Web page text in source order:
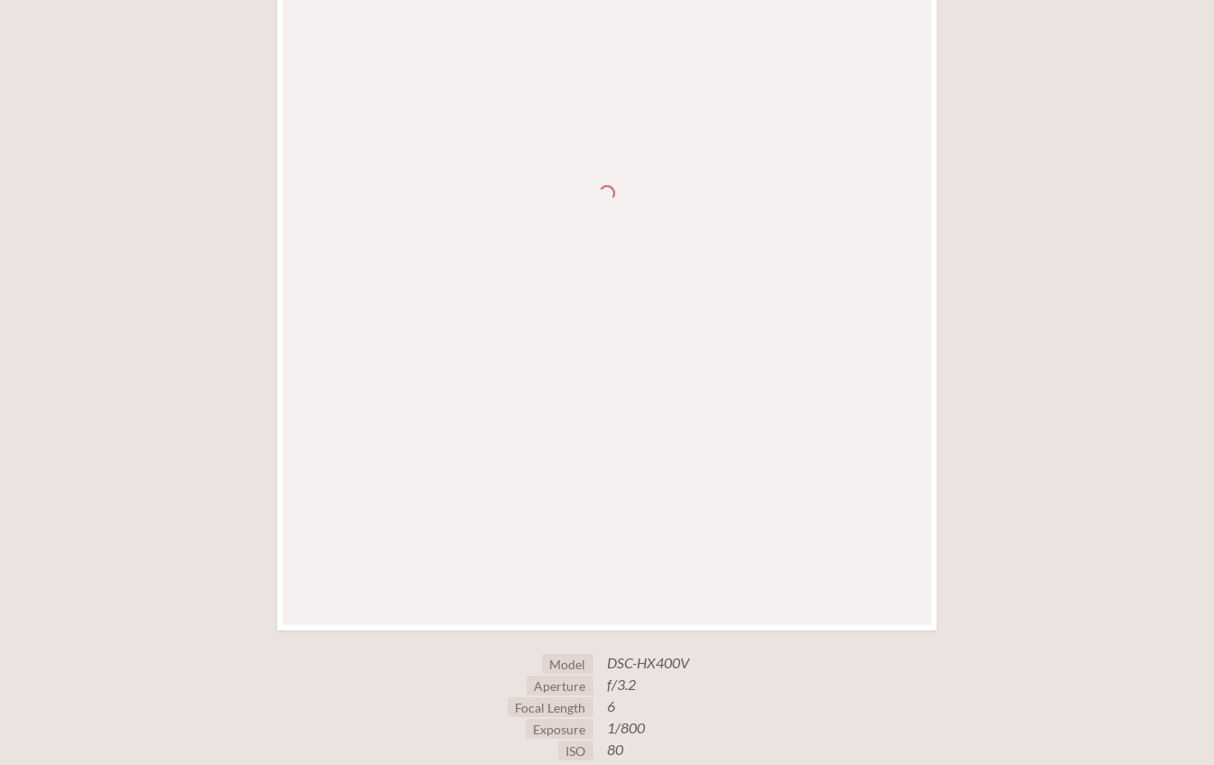
Model DSC-HX400V
Aperture f/3.2
Focal Length 6
Exposure 1/800
ISO 80